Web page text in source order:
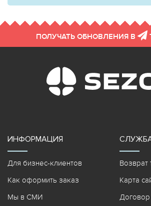
ПОЛУЧАТЬ ОБНОВЛЕНИЯ В
ИНФОРМАЦИЯ
Для бизнес-клиентов
Как оформить заказ
Мы в СМИ
Возврат
Карта